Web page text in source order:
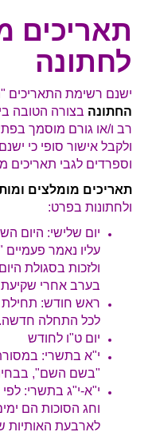
תאריכים
לחתונה
ישנם רשימת התאריכים
החתונה בצורה הטובה
רב ו/או גורם מוסמך
ולקבל אישור סופי כי
וספרדים לגבי תאריכים
תאריכים מומלצים
ולחתונות בפרט:
יום שלישי: היום
עליו נאמר
ולזכות בסגולת
בערב אחרי שקיעת
ראש חודש: תחילת
לכל התחלה חדשה.
יום ט"ו לחודש
י"א בתשרי:
"בשם השם",
י"א-י"ג בתשרי:
וחג הסוכות הם
לארבעת האותיות